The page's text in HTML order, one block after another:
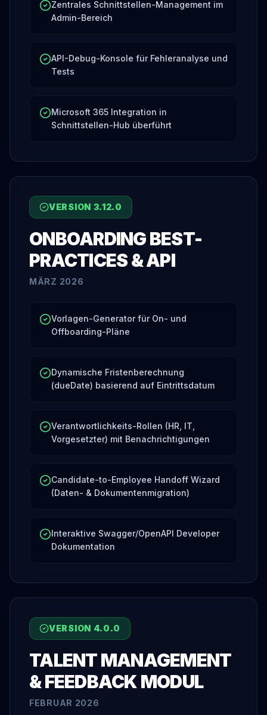
Zentrales Schnittstellen-Management im
Admin-Bereich
API-Debug-Konsole für Fehleranalyse und
Tests
Microsoft 365 Integration in
Schnittstellen-Hub überführt
VERSION 3.12.0
ONBOARDING BEST-
PRACTICES & API
MÄRZ 2026
Vorlagen-Generator für On- und
Offboarding-Pläne
Dynamische Fristenberechnung
(dueDate) basierend auf Eintrittsdatum
Verantwortlichkeits-Rollen (HR, IT,
Vorgesetzter) mit Benachrichtigungen
Candidate-to-Employee Handoff Wizard
(Daten- & Dokumentenmigration)
Interaktive Swagger/OpenAPI Developer
Dokumentation
VERSION 4.0.0
TALENT MANAGEMENT
& FEEDBACK MODUL
FEBRUAR 2026